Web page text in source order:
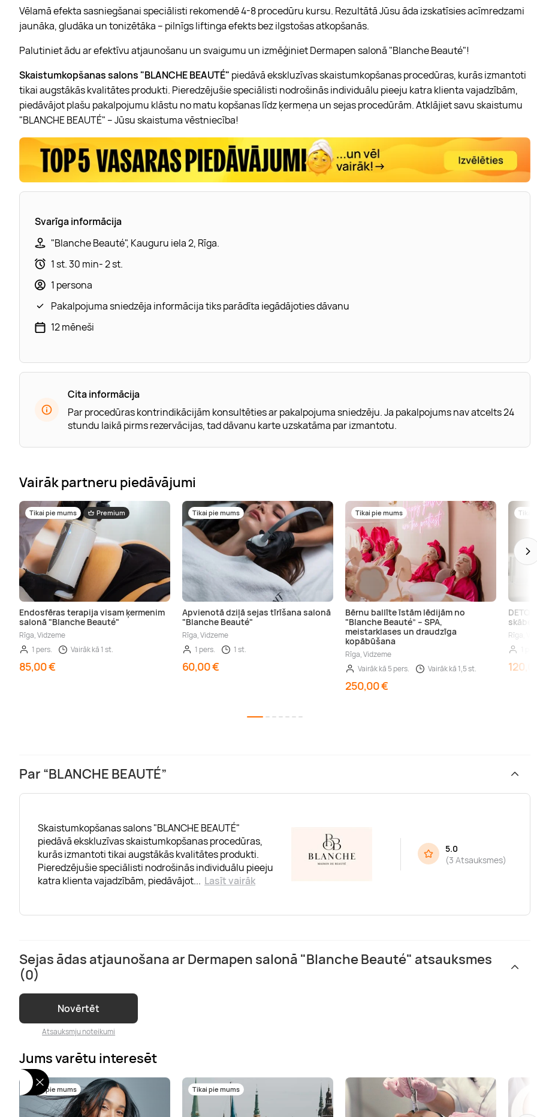
Vēlamā efekta sasniegšanai speciālisti rekomendē 4-8 procedūru kursu. Rezultātā Jūsu āda izskatīsies acīmredzami
jaunāka, gludāka un tonizētāka – pilnīgs liftinga efekts bez ilgstošas atkopšanās.
Palutiniet ādu ar efektīvu atjaunošanu un svaigumu un izmēģiniet Dermapen salonā "Blanche Beauté"!
Skaistumkopšanas salons "BLANCHE BEAUTÉ" piedāvā ekskluzīvas skaistumkopšanas procedūras, kurās izmantoti
tikai augstākās kvalitātes produkti. Pieredzējušie speciālisti nodrošinās individuālu pieeju katra klienta vajadzībām,
piedāvājot plašu pakalpojumu klāstu no matu kopšanas līdz ķermeņa un sejas procedūrām. Atklājiet savu skaistumu
"BLANCHE BEAUTÉ" – Jūsu skaistuma vēstniecība!
Svarīga informācija
"Blanche Beauté", Kauguru iela 2, Rīga.
1 st. 30 min- 2 st.
1 persona
Pakalpojuma sniedzēja informācija tiks parādīta iegādājoties dāvanu
12 mēneši
Cita informācija
Par procedūras kontrindikācijām konsultēties ar pakalpojuma sniedzēju. Ja pakalpojums nav atcelts 24
stundu laikā pirms rezervācijas, tad dāvanu karte uzskatāma par izmantotu.
Vairāk partneru piedāvājumi
Tikai pie mums Premium
Endosfēras terapija visam ķermenim
salonā "Blanche Beauté"
Rīga, Vidzeme
1 pers.
Vairāk kā 1 st.
85,00 €
Tikai pie mums
Apvienotā dziļā sejas tīrīšana salonā
"Blanche Beauté"
Rīga, Vidzeme
1 pers.
1 st.
60,00 €
Tikai pie mums
Bērnu ballīte īstām lēdijām no
"Blanche Beauté” – SPA,
meistarklases un draudzīga
kopābūšana
Rīga, Vidzeme
Vairāk kā 5 pers.
Vairāk kā 1,5 st.
250,00 €
Tikai
Rīga,
Par “BLANCHE BEAUTÉ”
Skaistumkopšanas salons "BLANCHE BEAUTÉ"
piedāvā ekskluzīvas skaistumkopšanas procedūras,
kurās izmantoti tikai augstākās kvalitātes produkti.
Pieredzējušie speciālisti nodrošinās individuālu pieeju
katra klienta vajadzībām, piedāvājot... Lasīt vairāk
5.0
(3 Atsauksmes)
Sejas ādas atjaunošana ar Dermapen salonā "Blanche Beauté" atsauksmes
(0)
Novērtēt
Atsauksmju noteikumi
Jums varētu interesēt
Tikai pie mums Tikai pie mums